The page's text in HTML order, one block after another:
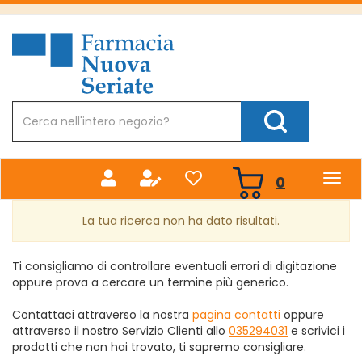
Passa
principale
Farmacia
Nuova
Prodotto
Cerca Prodotto
0 prodotti
inseriti
La tua ricerca non ha dato risultati.
Ti consigliamo di controllare eventuali errori di digitazione
oppure prova a cercare un termine più generico.
Contattaci attraverso la nostra pagina contatti oppure
attraverso il nostro Servizio Clienti allo 035294031 e scrivici i
prodotti che non hai trovato, ti sapremo consigliare.